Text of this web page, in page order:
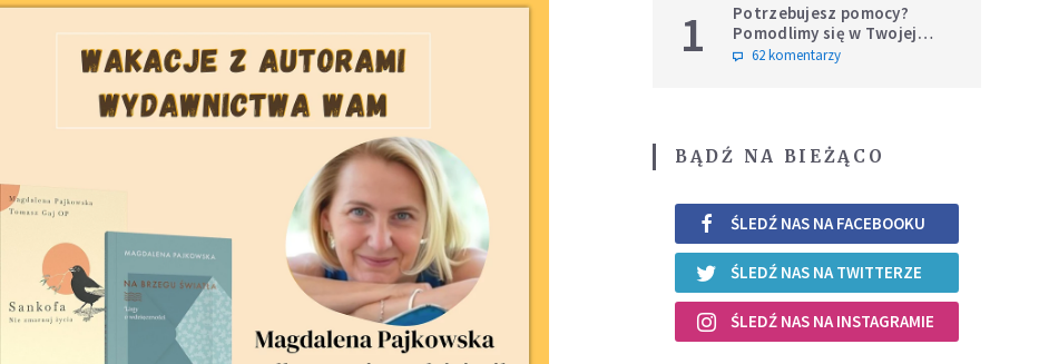
1
Potrzebujesz pomocy?
Pomodlimy się w Twojej
intencji
62 komentarzy
BĄDŹ NA BIEŻĄCO
ŚLEDŹ NAS NA FACEBOOKU
ŚLEDŹ NAS NA TWITTERZE
ŚLEDŹ NAS NA INSTAGRAMIE